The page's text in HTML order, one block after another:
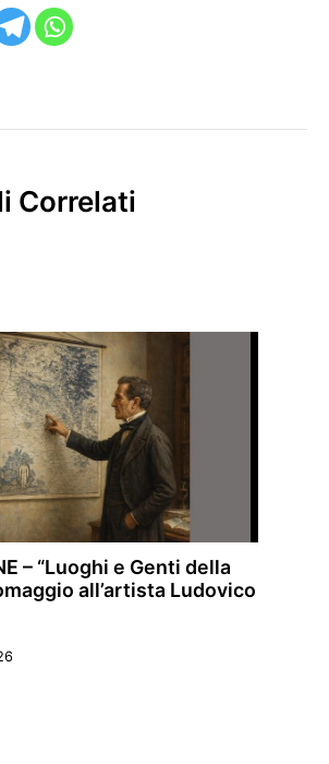
Correlati
– “Luoghi e Genti della
all’artista Ludovico